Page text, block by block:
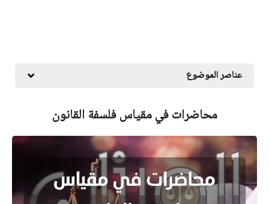
عناصر الموضوع
محاضرات في مقياس فلسفة القانون